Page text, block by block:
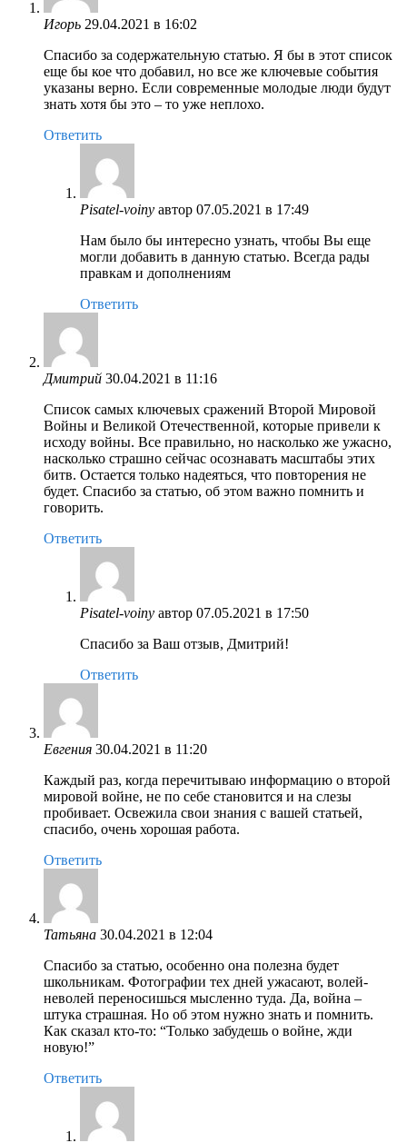
Игорь 29.04.2021 в 16:02
Спасибо за содержательную статью. Я бы в этот список
еще бы кое что добавил, но все же ключевые события
указаны верно. Если современные молодые люди будут
знать хотя бы это – то уже неплохо.
Ответить
Pisatel-voiny автор 07.05.2021 в 17:49
Нам было бы интересно узнать, чтобы Вы еще
могли добавить в данную статью. Всегда рады
правкам и дополнениям
Ответить
Дмитрий 30.04.2021 в 11:16
Список самых ключевых сражений Второй Мировой
Войны и Великой Отечественной, которые привели к
исходу войны. Все правильно, но насколько же ужасно,
насколько страшно сейчас осознавать масштабы этих
битв. Остается только надеяться, что повторения не
будет. Спасибо за статью, об этом важно помнить и
говорить.
Ответить
Pisatel-voiny автор 07.05.2021 в 17:50
Спасибо за Ваш отзыв, Дмитрий!
Ответить
Евгения 30.04.2021 в 11:20
Каждый раз, когда перечитываю информацию о второй
мировой войне, не по себе становится и на слезы
пробивает. Освежила свои знания с вашей статьей,
спасибо, очень хорошая работа.
Ответить
Татьяна 30.04.2021 в 12:04
Спасибо за статью, особенно она полезна будет
школьникам. Фотографии тех дней ужасают, волей-
неволей переносишься мысленно туда. Да, война –
штука страшная. Но об этом нужно знать и помнить.
Как сказал кто-то: “Только забудешь о войне, жди
новую!”
Ответить